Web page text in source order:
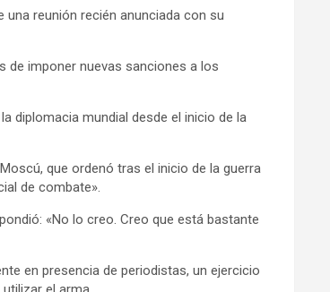
reunión recién anunciada con su
de imponer nuevas sanciones a los
diplomacia mundial desde el inicio de la
que ordenó tras el inicio de la guerra
de combate».
«No lo creo. Creo que está bastante
en presencia de periodistas, un ejercicio